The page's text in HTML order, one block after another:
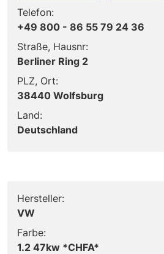
Telefon:
+49 800 - 86 55 79 24 36
Straße, Hausnr:
Berliner Ring 2
PLZ, Ort:
38440 Wolfsburg
Land:
Deutschland
Hersteller:
VW
Farbe:
1.2 47kw *CHFA*